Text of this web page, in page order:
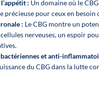
: Un domaine où le
précieuse pour ceux en
: Le CBG montre un
nerveuses, un espoir
et anti-
du CBG dans la lutte